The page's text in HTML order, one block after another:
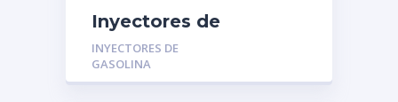
Inyectores de
Gasolina MGR-
01322257: FORD
ECOSPORT 2.0 FOCUS
INYECTORES DE
GASOLINA